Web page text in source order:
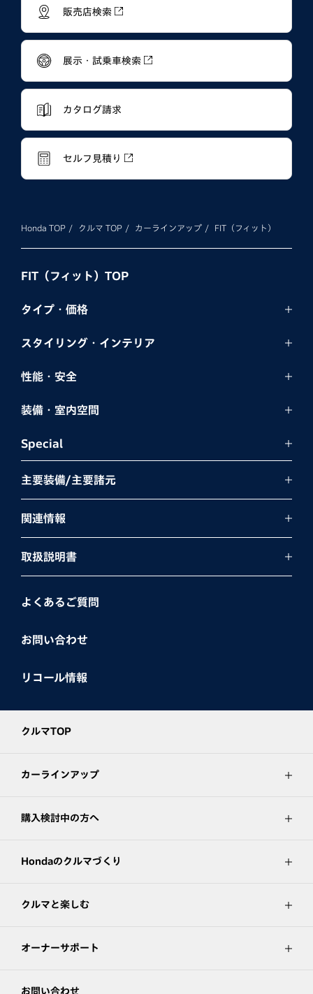
販売店検索
展示・試乗車検索
カタログ請求
セルフ見積り
Honda TOP クルマ TOP カーラインアップ FIT（フィット）
FIT（フィット）TOP
タイプ・価格
スタイリング・ インテリア
性能・安全
装備・室内空間
Special
主要装備/主要諸元
関連情報
取扱説明書
よくあるご質問
お問い合わせ
リコール情報
クルマTOP
カーラインアップ
購入検討中の方へ
Hondaのクルマづくり
クルマと楽しむ
オーナーサポート
お問い合わせ